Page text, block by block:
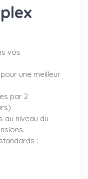
vos
une meilleur
par 2
au niveau du
: